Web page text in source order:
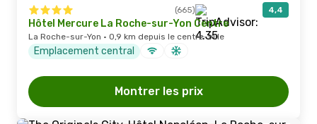
(665) 4,4
Hôtel Mercure La Roche-sur-Yon Centre
La Roche-sur-Yon · 0,9 km depuis le centre-ville
Emplacement central
Montrer les prix